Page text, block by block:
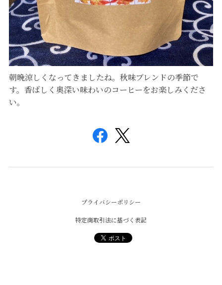
朝晩涼しくなってきましたね。秋味ブレンドの季節で
す。香ばしく奥深い味わいのコーヒーをお楽しみくださ
い。
プライバシーポリシー
特定商取引法に基づく表記